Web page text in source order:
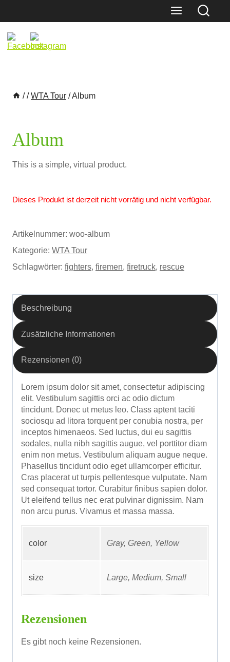
/ / WTA Tour /Album
Album
This is a simple, virtual product.
Dieses Produkt ist derzeit nicht vorrätig und nicht verfügbar.
Artikelnummer: woo-album
Kategorie: WTA Tour
Schlagwörter: fighters, firemen, firetruck, rescue
Beschreibung
Zusätzliche Informationen
Rezensionen (0)
Lorem ipsum dolor sit amet, consectetur adipiscing
elit. Vestibulum sagittis orci ac odio dictum
tincidunt. Donec ut metus leo. Class aptent taciti
sociosqu ad litora torquent per conubia nostra, per
inceptos himenaeos. Sed luctus, dui eu sagittis
sodales, nulla nibh sagittis augue, vel porttitor diam
enim non metus. Vestibulum aliquam augue neque.
Phasellus tincidunt odio eget ullamcorper efficitur.
Cras placerat ut turpis pellentesque vulputate. Nam
sed consequat tortor. Curabitur finibus sapien dolor.
Ut eleifend tellus nec erat pulvinar dignissim. Nam
non arcu purus. Vivamus et massa massa.
color Gray, Green, Yellow
size Large, Medium, Small
Rezensionen
Es gibt noch keine Rezensionen.